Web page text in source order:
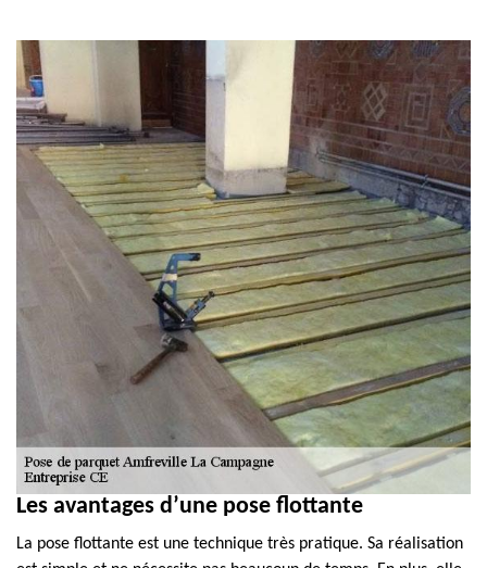
Les avantages d’une pose flottante
La pose flottante est une technique très pratique. Sa réalisation